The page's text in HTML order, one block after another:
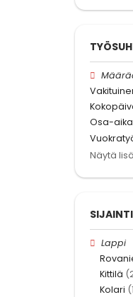
Osa-
Näytä
SIJAINTI
Lappi
Kittilä
Kolari